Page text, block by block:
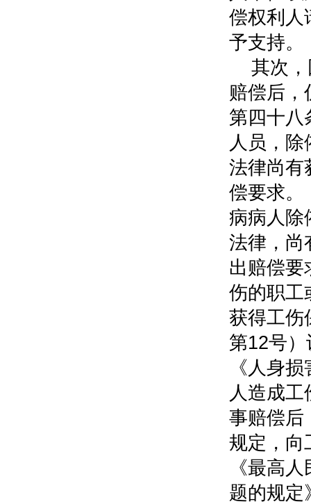
偿权利人
予支持。
其次
赔偿后，
第四十八
人员，
法律尚有
偿要求。
病病人除
法律，尚
出赔偿要
伤的职工
获得工伤
第12号
《人身
人造成
事赔偿后
规定，向
《最高
题的规定